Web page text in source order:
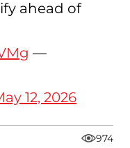
ahead of
—
12, 2026
974